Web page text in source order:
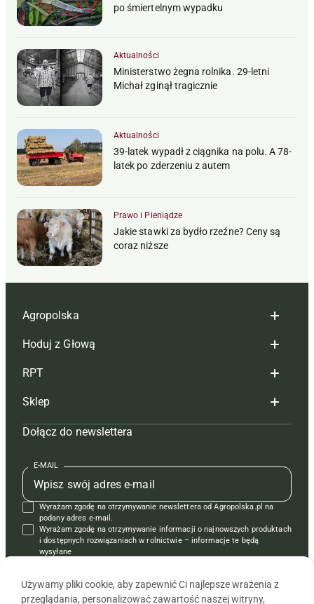
po śmiertelnym wypadku
Aktualności
Ministerstwo żegna rolnika. 29-letni
Michał zginął tragicznie
Aktualności
39-latek wypadł z ciągnika na polu. A 78-
latek po zderzeniu z autem
Prawo i Pieniądze
Jakie stawki za bydło rzeźne? Ceny są
coraz niższe
Agropolska
Redakcja
Reklama
Tagi
Mapa serwisu
Kontakt
Regulamin
Polityka prywatności
Hoduj z Głową
Hoduj z głową bydło
Hoduj z głową świnie
Prenumerata
Redakcja
Kontakt
Reklama
RPT
Redakcja
Prenumerata
Reklama
Kontakt
Krzyżówki
Sklep
Czasopisma i prenumerata
Książki
Regulamin
Dołącz do newslettera
E-MAIL
Wyrażam zgodę na otrzymywanie newslettera od Agropolska.pl na
podany adres e-mail.
Wyrażam zgodę na otrzymywanie informacji o najnowszych produktach
i dostępnych rozwiązaniach w rolnictwie – informacje te będą
wysyłane
Używamy pliki cookie, aby zapewnić Ci najlepsze wrażenia z
przeglądania, personalizować zawartość naszej witryny,